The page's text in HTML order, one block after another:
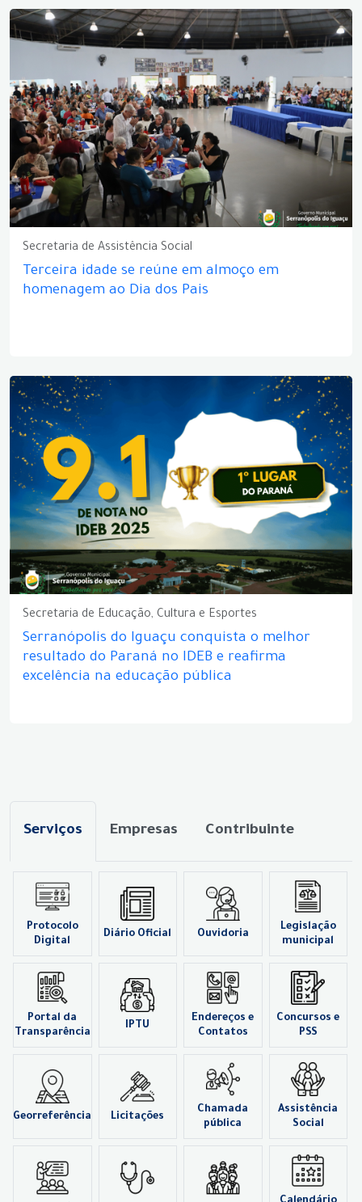
Secretaria de Assistência Social
Terceira idade se reúne em almoço em
homenagem ao Dia dos Pais
Secretaria de Educação, Cultura e Esportes
Serranópolis do Iguaçu conquista o melhor
resultado do Paraná no IDEB e reafirma
excelência na educação pública
Serviços Empresas Contribuinte
Protocolo
Digital
Diário Oficial Ouvidoria
Legislação
municipal
Portal da
Transparência
IPTU
Endereços e
Contatos
Concursos e
PSS
Georreferência Licitações
Chamada
pública
Assistência
Social